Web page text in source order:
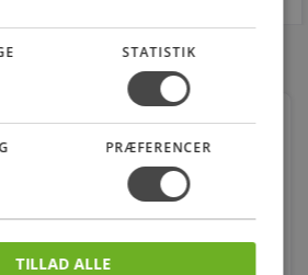
også
gulvstående toilet inkl. slim sæde
4/6l skjult lås hvid
Varenr.: 604299300
2.398,00
STATISTIK
PRÆFERENCER
TILLAD ALLE